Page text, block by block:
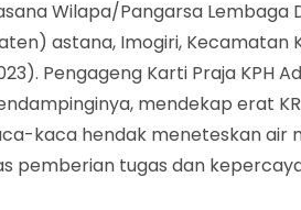
Wilapa/Pangarsa Lembaga
astana, Imogiri, Kecamatan
Pengageng Karti Praja KPH
mendekap erat
kaca hendak meneteskan air
pemberian tugas dan